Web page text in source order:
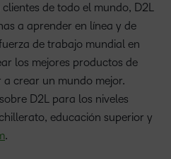
de todo el mundo, D2L
a aprender en línea y de
de trabajo mundial en
los mejores productos de
crear un mundo mejor.
D2L para los niveles
educación superior y
.